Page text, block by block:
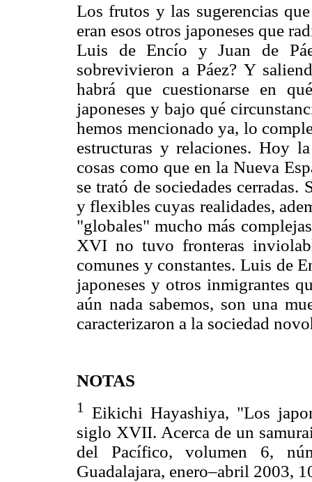
Los frutos y las sugerencias
eran esos otros japoneses que
Luis de Encío y Juan de
sobrevivieron a Páez? Y
habrá que cuestionarse en
japoneses y bajo qué
hemos mencionado ya, lo
estructuras y relaciones. Hoy
cosas como que en la Nueva
se trató de sociedades cerradas.
y flexibles cuyas realidades,
"globales" mucho más
XVI no tuvo fronteras
comunes y constantes. Luis de
japoneses y otros inmigrantes
aún nada sabemos, son una
caracterizaron a la sociedad
NOTAS
1
Eikichi Hayashiya, "Los
siglo XVII. Acerca de un
del Pacífico, volumen 6,
Guadalajara, enero–abril